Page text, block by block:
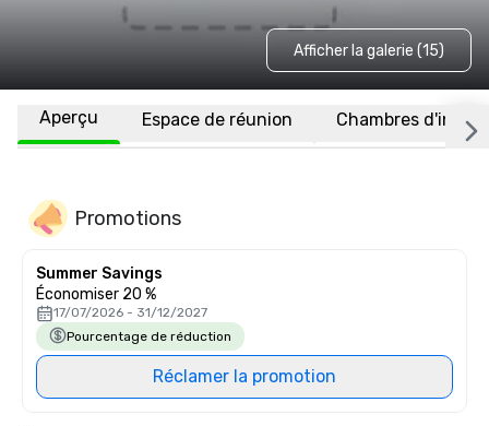
Afficher la galerie (15)
Aperçu Espace de réunion Chambres
Promotions
Summer Savings
Économiser 20 %
17/07/2026 - 31/12/2027
Pourcentage de réduction
Réclamer la promotion